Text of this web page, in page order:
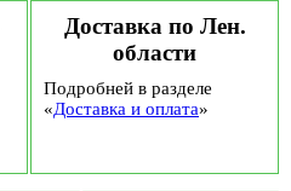
Доставка по Лен.
области
Подробней в разделе
«Доставка и оплата»